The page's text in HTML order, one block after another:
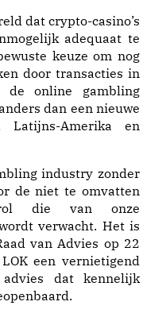
dat crypto-casino’s
adequaat te
keuze om nog
door transacties in
online gambling
dan een nieuwe
Latijns-Amerika en
industry zonder
de niet te omvatten
die van onze
verwacht. Het is
van Advies op 22
een vernietigend
dat kennelijk